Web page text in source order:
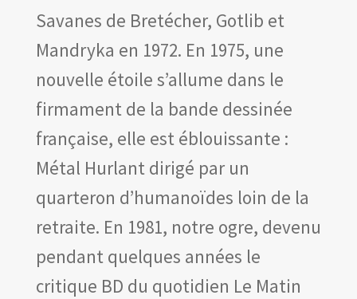
Savanes de Bretécher, Gotlib et
Mandryka en 1972. En 1975, une
nouvelle étoile s’allume dans le
firmament de la bande dessinée
française, elle est éblouissante :
Métal Hurlant dirigé par un
quarteron d’humanoïdes loin de la
retraite. En 1981, notre ogre, devenu
pendant quelques années le
critique BD du quotidien Le Matin